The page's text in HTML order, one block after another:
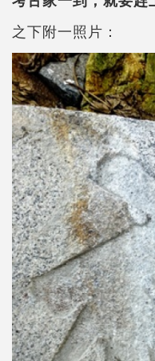
之下附一照片：